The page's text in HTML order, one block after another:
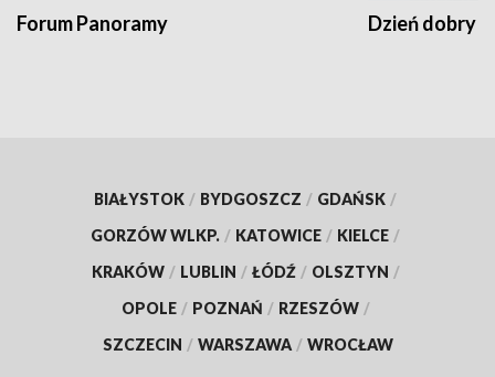
Forum Panoramy Dzień dobry
BIAŁYSTOK / BYDGOSZCZ / GDAŃSK /
GORZÓW WLKP. / KATOWICE / KIELCE /
KRAKÓW / LUBLIN / ŁÓDŹ / OLSZTYN /
OPOLE / POZNAŃ / RZESZÓW /
SZCZECIN / WARSZAWA / WROCŁAW